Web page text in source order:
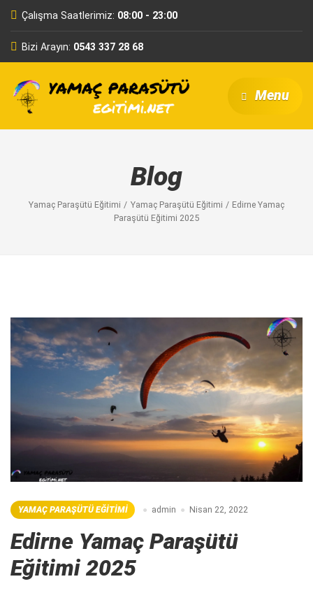
Çalışma Saatlerimiz: 08:00 - 23:00
Bizi Arayın: 0543 337 28 68
Menu
Blog
Yamaç Paraşütü Eğitimi Yamaç Paraşütü Eğitimi
Edirne Yamaç
Paraşütü Eğitimi 2025
YAMAÇ PARAŞÜTÜ EĞITIMI admin Nisan 22, 2022
Edirne Yamaç Paraşütü
Eğitimi 2025